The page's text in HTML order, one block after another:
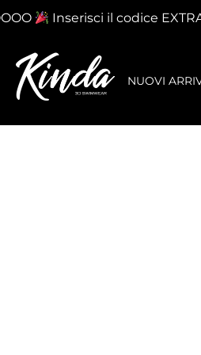
Inserisci il codice
NUOVI